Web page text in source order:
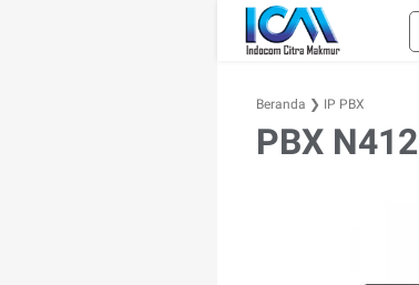
Beranda ❯ IP PBX
PBX N412